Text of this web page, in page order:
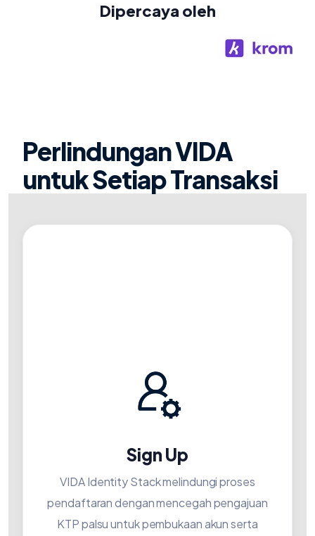
Dipercaya oleh
Perlindungan VIDA
untuk Setiap Transaksi
Sign Up
VIDA Identity Stack melindungi proses
pendaftaran dengan mencegah pengajuan
KTP palsu untuk pembukaan akun serta